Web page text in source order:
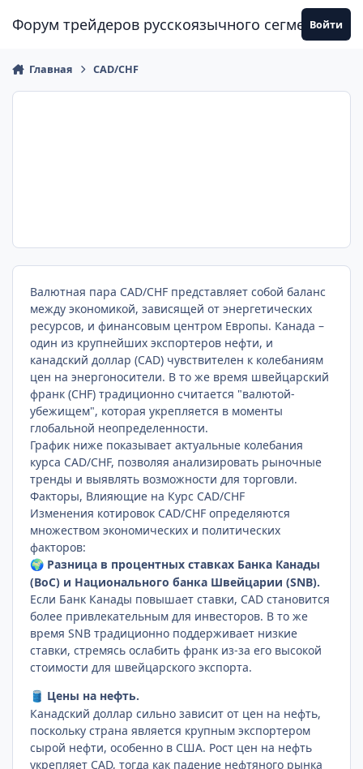
Форум трейдеров русскоязычного сегмента
Войти
Главная CAD/CHF
Валютная пара CAD/CHF представляет собой баланс
между экономикой, зависящей от энергетических
ресурсов, и финансовым центром Европы. Канада –
один из крупнейших экспортеров нефти, и
канадский доллар (CAD) чувствителен к колебаниям
цен на энергоносители. В то же время швейцарский
франк (CHF) традиционно считается "валютой-
убежищем", которая укрепляется в моменты
глобальной неопределенности.
График ниже показывает актуальные колебания
курса CAD/CHF, позволяя анализировать рыночные
тренды и выявлять возможности для торговли.
Факторы, Влияющие на Курс CAD/CHF
Изменения котировок CAD/CHF определяются
множеством экономических и политических
факторов:
🌍 Разница в процентных ставках Банка Канады
(BoC) и Национального банка Швейцарии (SNB).
Если Банк Канады повышает ставки, CAD становится
более привлекательным для инвесторов. В то же
время SNB традиционно поддерживает низкие
ставки, стремясь ослабить франк из-за его высокой
стоимости для швейцарского экспорта.
🛢️ Цены на нефть.
Канадский доллар сильно зависит от цен на нефть,
поскольку страна является крупным экспортером
сырой нефти, особенно в США. Рост цен на нефть
укрепляет CAD, тогда как падение нефтяного рынка